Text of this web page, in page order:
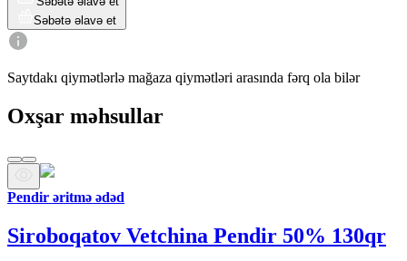
Səbətə əlavə et
Saytdakı qiymətlərlə mağaza qiymətləri arasında fərq ola bilər
Oxşar məhsullar
Pendir əritmə ədəd
Siroboqatov Vetchina Pendir 50% 130qr